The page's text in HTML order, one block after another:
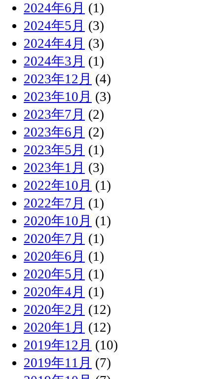
2024年6月 (1)
2024年5月 (3)
2024年4月 (3)
2024年3月 (1)
2023年12月 (4)
2023年10月 (3)
2023年7月 (2)
2023年6月 (2)
2023年5月 (1)
2023年1月 (3)
2022年10月 (1)
2022年7月 (1)
2020年10月 (1)
2020年7月 (1)
2020年6月 (1)
2020年5月 (1)
2020年4月 (1)
2020年2月 (12)
2020年1月 (12)
2019年12月 (10)
2019年11月 (7)